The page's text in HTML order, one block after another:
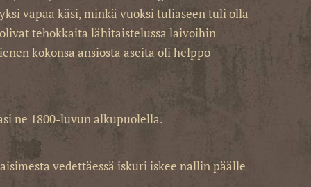
vapaa käsi, minkä vuoksi tuliaseen tuli olla
tehokkaita lähitaistelussa laivoihin
kokonsa ansiosta aseita oli helppo
ne 1800-luvun alkupuolella.
vedettäessä iskuri iskee nallin päälle